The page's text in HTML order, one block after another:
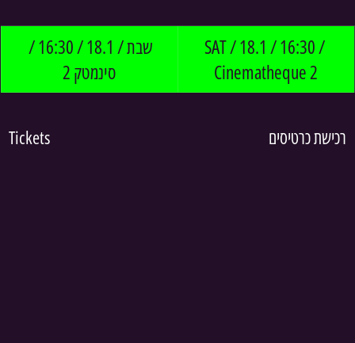
שבת / 18.1 / 16:30 /
סינמטק 2
SAT / 18.1 / 16:30 /
Cinematheque 2
Tickets רכישת כרטיסים